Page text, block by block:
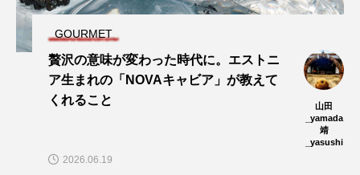
GOURMET
贅沢の意味が変わった時代に。エストニ
ア生まれの「NOVAキャビア」が教えて
くれること
山田
_yamada
靖
_yasushi
2026.06.19